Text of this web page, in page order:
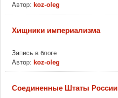
Автор: koz-oleg
Хищники империализма
Запись в блоге
Автор: koz-oleg
Соединенные Штаты России